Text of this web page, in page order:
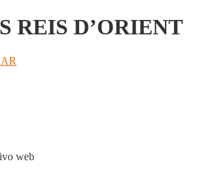
REIS D’ORIENT
web